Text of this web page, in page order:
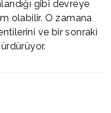
gibi devreye
olabilir. O zamana
ve bir sonraki